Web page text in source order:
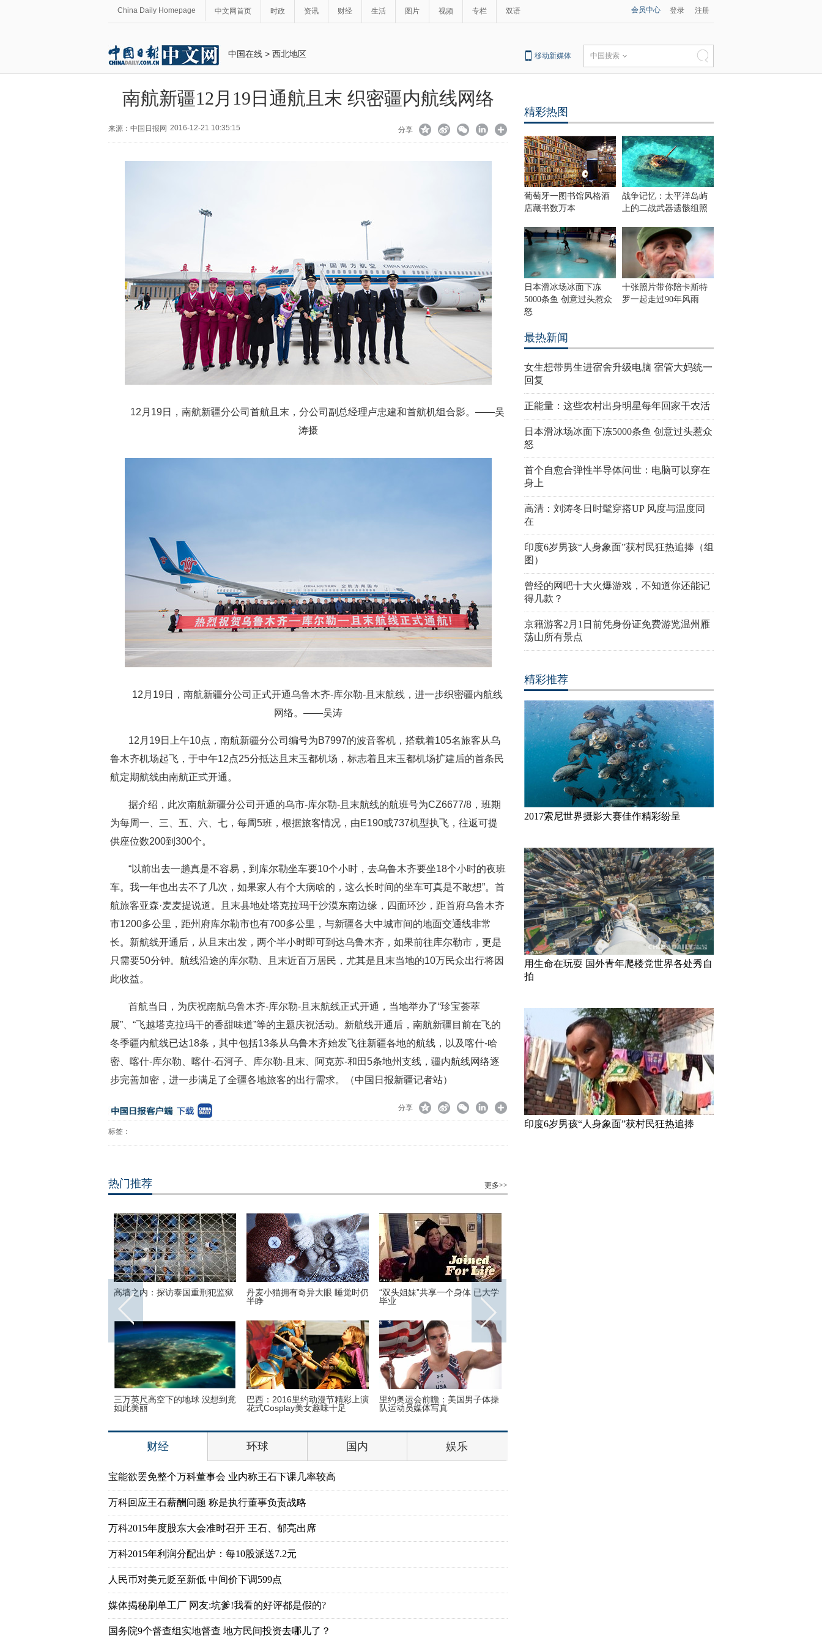
China Daily Homepage 中文网首页 时政 资讯 财经 生活 图片 视频 专栏 双语 会员中心 登录 注册
中国在线 > 西北地区 移动新媒体 中国搜索
南航新疆12月19日通航且末 织密疆内航线网络
来源：中国日报网 2016-12-21 10:35:15 分享
12月19日，南航新疆分公司首航且末，分公司副总经理卢忠建和首航机组合影。——吴
涛摄
12月19日，南航新疆分公司正式开通乌鲁木齐-库尔勒-且末航线，进一步织密疆内航线
网络。——吴涛
12月19日上午10点，南航新疆分公司编号为B7997的波音客机，搭载着105名旅客从乌
鲁木齐机场起飞，于中午12点25分抵达且末玉都机场，标志着且末玉都机场扩建后的首条民
航定期航线由南航正式开通。
据介绍，此次南航新疆分公司开通的乌市-库尔勒-且末航线的航班号为CZ6677/8，班期
为每周一、三、五、六、七，每周5班，根据旅客情况，由E190或737机型执飞，往返可提
供座位数200到300个。
“以前出去一趟真是不容易，到库尔勒坐车要10个小时，去乌鲁木齐要坐18个小时的夜班
车。我一年也出去不了几次，如果家人有个大病啥的，这么长时间的坐车可真是不敢想”。首
航旅客亚森·麦麦提说道。且末县地处塔克拉玛干沙漠东南边缘，四面环沙，距首府乌鲁木齐
市1200多公里，距州府库尔勒市也有700多公里，与新疆各大中城市间的地面交通线非常
长。新航线开通后，从且末出发，两个半小时即可到达乌鲁木齐，如果前往库尔勒市，更是
只需要50分钟。航线沿途的库尔勒、且末近百万居民，尤其是且末当地的10万民众出行将因
此收益。
首航当日，为庆祝南航乌鲁木齐-库尔勒-且末航线正式开通，当地举办了“珍宝荟萃
展”、“飞越塔克拉玛干的香甜味道”等的主题庆祝活动。新航线开通后，南航新疆目前在飞的
冬季疆内航线已达18条，其中包括13条从乌鲁木齐始发飞往新疆各地的航线，以及喀什-哈
密、喀什-库尔勒、喀什-石河子、库尔勒-且末、阿克苏-和田5条地州支线，疆内航线网络逐
步完善加密，进一步满足了全疆各地旅客的出行需求。（中国日报新疆记者站）
分享
标签：
热门推荐 更多>>
高墙之内：探访泰国重刑犯监狱
丹麦小猫拥有奇异大眼 睡觉时仍
半睁
“双头姐妹”共享一个身体 已大学
毕业
三万英尺高空下的地球 没想到竟
如此美丽
巴西：2016里约动漫节精彩上演
花式Cosplay美女趣味十足
里约奥运会前瞻：美国男子体操
队运动员媒体写真
财经 环球 国内 娱乐
宝能欲罢免整个万科董事会 业内称王石下课几率较高
万科回应王石薪酬问题 称是执行董事负责战略
万科2015年度股东大会准时召开 王石、郁亮出席
万科2015年利润分配出炉：每10股派送7.2元
人民币对美元贬至新低 中间价下调599点
媒体揭秘刷单工厂 网友:坑爹!我看的好评都是假的?
国务院9个督查组实地督查 地方民间投资去哪儿了？
精彩热图
葡萄牙一图书馆风格酒
店藏书数万本
战争记忆：太平洋岛屿
上的二战武器遗骸组照
日本滑冰场冰面下冻
5000条鱼 创意过头惹众
怒
十张照片带你陪卡斯特
罗一起走过90年风雨
最热新闻
女生想带男生进宿舍升级电脑 宿管大妈统一
回复
正能量：这些农村出身明星每年回家干农活
日本滑冰场冰面下冻5000条鱼 创意过头惹众
怒
首个自愈合弹性半导体问世：电脑可以穿在
身上
高清：刘涛冬日时髦穿搭UP 风度与温度同
在
印度6岁男孩“人身象面”获村民狂热追捧（组
图）
曾经的网吧十大火爆游戏，不知道你还能记
得几款？
京籍游客2月1日前凭身份证免费游览温州雁
荡山所有景点
精彩推荐
2017索尼世界摄影大赛佳作精彩纷呈
用生命在玩耍 国外青年爬楼党世界各处秀自
拍
印度6岁男孩“人身象面”获村民狂热追捧